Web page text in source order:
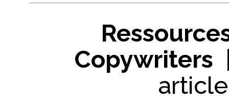
Copywriters